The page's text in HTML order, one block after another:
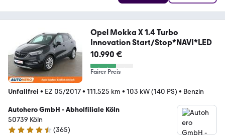
Opel Mokka X 1.4 Turbo
Innovation Start/Stop*NAVI*LED
10.990 €
Fairer Preis
Unfallfrei • EZ 05/2017• 111.525 km • 103 kW (140 PS) • Benzin
Autohero GmbH - Abholfiliale Köln
50739 Köln
4.6 Sterne
(365)